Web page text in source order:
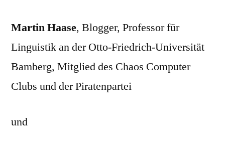
Martin Haase, Blogger, Professor für
Linguistik an der Otto-Friedrich-Universität
Bamberg, Mitglied des Chaos Computer
Clubs und der Piratenpartei
und